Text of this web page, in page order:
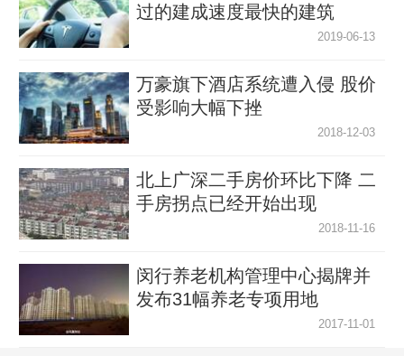
过的建成速度最快的建筑
2019-06-13
万豪旗下酒店系统遭入侵 股价
受影响大幅下挫
2018-12-03
北上广深二手房价环比下降 二
手房拐点已经开始出现
2018-11-16
闵行养老机构管理中心揭牌并
发布31幅养老专项用地
2017-11-01